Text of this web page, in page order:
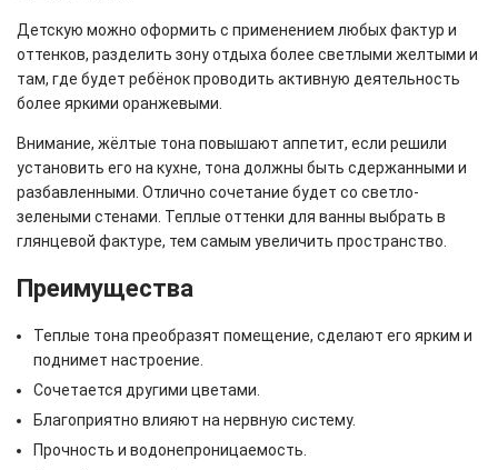
Детскую можно оформить с применением любых фактур и
оттенков, разделить зону отдыха более светлыми желтыми и
там, где будет ребёнок проводить активную деятельность
более яркими оранжевыми.
Внимание, жёлтые тона повышают аппетит, если решили
установить его на кухне, тона должны быть сдержанными и
разбавленными. Отлично сочетание будет со светло-
зелеными стенами. Теплые оттенки для ванны выбрать в
глянцевой фактуре, тем самым увеличить пространство.
Преимущества
Теплые тона преобразят помещение, сделают его ярким и
поднимет настроение.
Сочетается другими цветами.
Благоприятно влияют на нервную систему.
Прочность и водонепроницаемость.